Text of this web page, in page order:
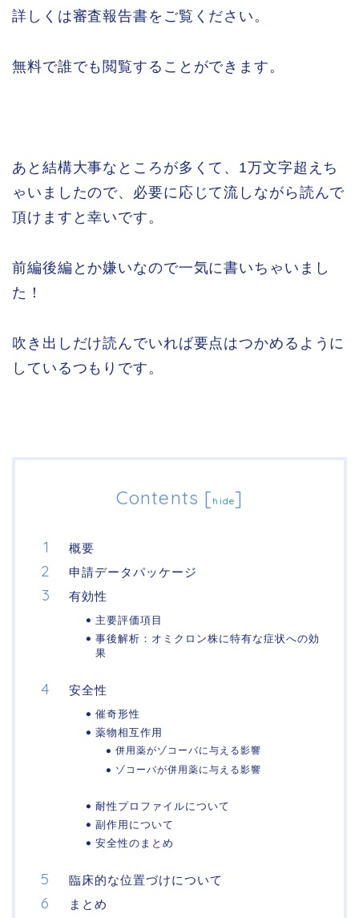
詳しくは審査報告書をご覧ください。
無料で誰でも閲覧することができます。
あと結構大事なところが多くて、1万文字超えち
ゃいましたので、必要に応じて流しながら読んで
頂けますと幸いです。
前編後編とか嫌いなので一気に書いちゃいまし
た！
吹き出しだけ読んでいれば要点はつかめるように
しているつもりです。
Contents [hide]
概要
申請データパッケージ
有効性
主要評価項目
事後解析：オミクロン株に特有な症状への効
果
安全性
催奇形性
薬物相互作用
併用薬がゾコーバに与える影響
ゾコーバが併用薬に与える影響
耐性プロファイルについて
副作用について
安全性のまとめ
臨床的な位置づけについて
まとめ